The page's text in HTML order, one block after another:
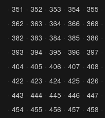
351
352 353 354 355
362
363 364 366 368
382
383 384 385 386
393
394 395 396 397
404
405 406 407 408
422
423 424 425 426
443
444 445 446 447
454
455 456 457 458